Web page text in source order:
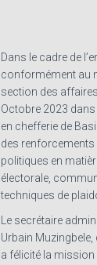
Dans le cadre de
conformément au
section des
Octobre 2023
en chefferie de
des
politiques en
électorale,
techniques de
Le secrétaire
Urbain Muzingbele,
a félicité la